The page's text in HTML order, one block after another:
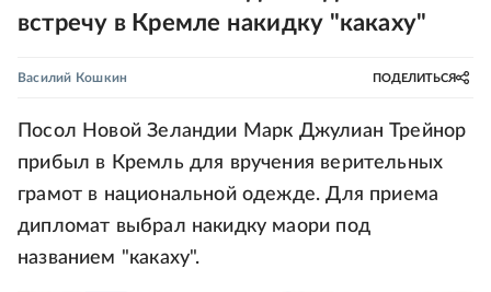
встречу в Кремле накидку "какаху"
Василий Кошкин ПОДЕЛИТЬСЯ
Посол Новой Зеландии Марк Джулиан Трейнор
прибыл в Кремль для вручения верительных
грамот в национальной одежде. Для приема
дипломат выбрал накидку маори под
названием "какаху".